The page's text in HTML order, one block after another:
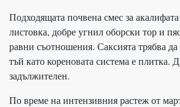
Подходящата почвена смес за
листовка, добре угнил оборски тор и
равни съотношения. Саксията трябва
тъй като кореновата система е плитка.
задължителен.
По време на интензивния растеж от